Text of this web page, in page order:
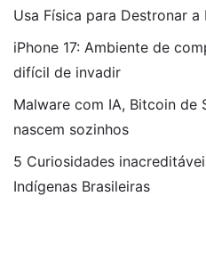
Usa Física para Destronar a
iPhone 17: Ambiente de
difícil de invadir
Malware com IA, Bitcoin de
nascem sozinhos
5 Curiosidades
Indígenas Brasileiras